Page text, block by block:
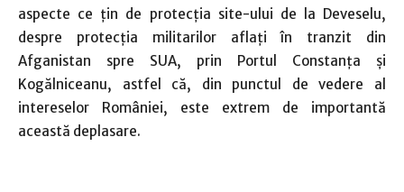
aspecte ce ţin de protecţia site-ului de la Deveselu,
despre protecţia militarilor aflaţi în tranzit din
Afganistan spre SUA, prin Portul Constanţa şi
Kogălniceanu, astfel că, din punctul de vedere al
intereselor României, este extrem de importantă
această deplasare.